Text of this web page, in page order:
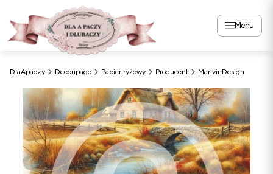
Menu
DlaApaczy Decoupage Papier ryżowy Producent MariviriDesign